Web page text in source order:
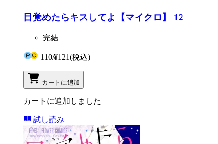
目覚めたらキスしてよ【マイクロ】 12
完結
110/¥121(税込)
カートに追加
カートに追加しました
試し読み